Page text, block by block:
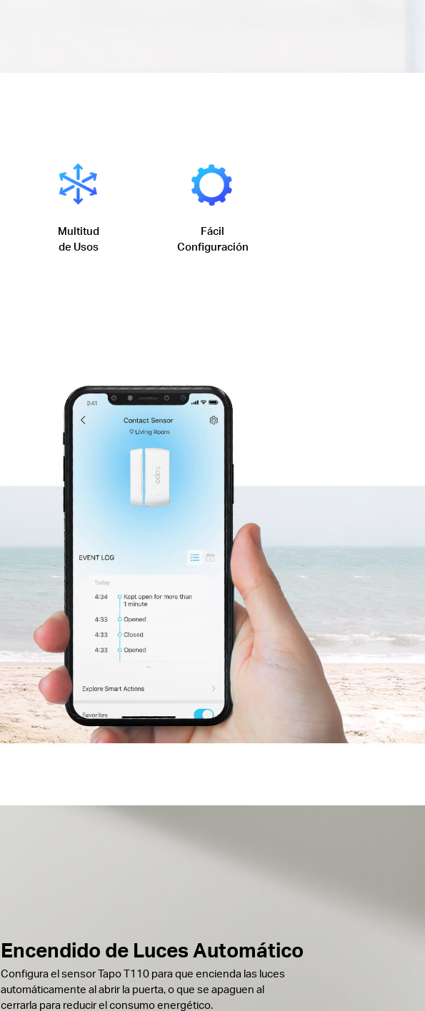
Multitud
de Usos
Fácil
Configuración
Encendido de Luces Automático
Configura el sensor Tapo T110 para que encienda las luces
automáticamente al abrir la puerta, o que se apaguen al
cerrarla para reducir el consumo energético.